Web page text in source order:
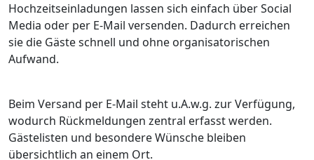
Hochzeitseinladungen lassen sich einfach über Social
Media oder per E-Mail versenden. Dadurch erreichen
sie die Gäste schnell und ohne organisatorischen
Aufwand.
Beim Versand per E-Mail steht u.A.w.g. zur Verfügung,
wodurch Rückmeldungen zentral erfasst werden.
Gästelisten und besondere Wünsche bleiben
übersichtlich an einem Ort.